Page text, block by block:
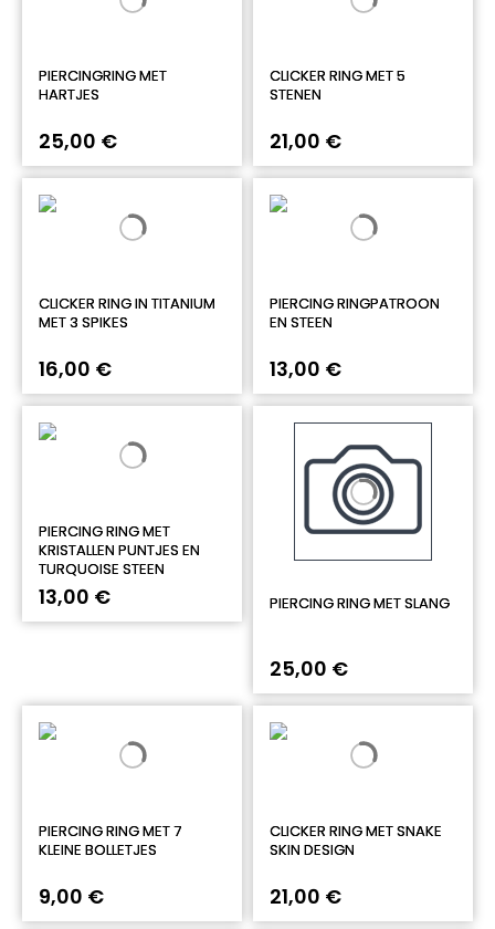
PIERCINGRING MET
HARTJES
25,00 €
CLICKER RING MET 5
STENEN
21,00 €
CLICKER RING IN TITANIUM
MET 3 SPIKES
16,00 €
PIERCING RINGPATROON
EN STEEN
13,00 €
PIERCING RING MET
KRISTALLEN PUNTJES EN
TURQUOISE STEEN
13,00 € PIERCING RING MET SLANG
25,00 €
PIERCING RING MET 7
KLEINE BOLLETJES
9,00 €
CLICKER RING MET SNAKE
SKIN DESIGN
21,00 €